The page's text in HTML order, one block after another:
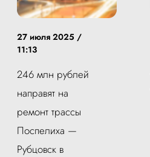
27 июля 2025 /
11:13
246 млн рублей
направят на
ремонт трассы
Поспелиха —
Рубцовск в